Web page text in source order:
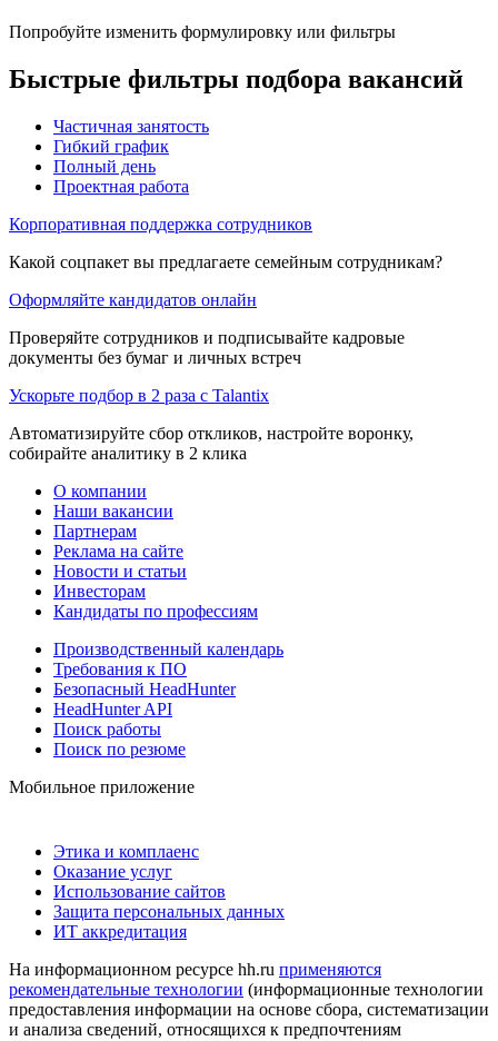
Попробуйте изменить формулировку или фильтры
Быстрые фильтры подбора вакансий
Частичная занятость
Гибкий график
Полный день
Проектная работа
Корпоративная поддержка сотрудников
Какой соцпакет вы предлагаете семейным сотрудникам?
Оформляйте кандидатов онлайн
Проверяйте сотрудников и подписывайте кадровые
документы без бумаг и личных встреч
Ускорьте подбор в 2 раза с Talantix
Автоматизируйте сбор откликов, настройте воронку,
собирайте аналитику в 2 клика
О компании
Наши вакансии
Партнерам
Реклама на сайте
Новости и статьи
Инвесторам
Кандидаты по профессиям
Производственный календарь
Требования к ПО
Безопасный HeadHunter
HeadHunter API
Поиск работы
Поиск по резюме
Мобильное приложение
Этика и комплаенс
Оказание услуг
Использование сайтов
Защита персональных данных
ИТ аккредитация
На информационном ресурсе hh.ru применяются
рекомендательные технологии (информационные технологии
предоставления информации на основе сбора, систематизации
и анализа сведений, относящихся к предпочтениям